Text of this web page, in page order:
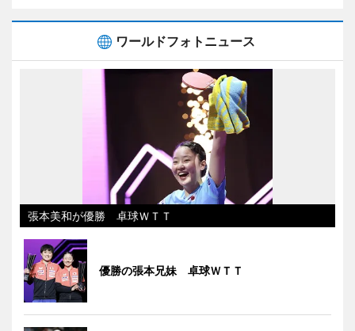
ワールドフォトニュース
張本美和が優勝 卓球ＷＴＴ
優勝の張本兄妹 卓球ＷＴＴ